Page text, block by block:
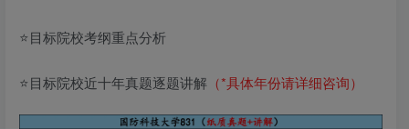
⭐目标院校考纲重点分析
⭐目标院校近十年真题逐题讲解 （*具体年份请详细咨询）